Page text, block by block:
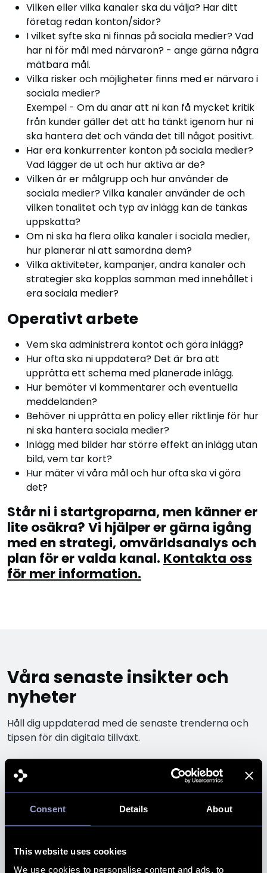
Consent Details About
This website uses cookies
We use cookies to personalise content and ads, to
Vilken eller vilka kanaler ska du välja? Har ditt
företag redan konton/sidor?
I vilket syfte ska ni finnas på sociala medier? Vad
har ni för mål med närvaron? - ange gärna några
mätbara mål.
Vilka risker och möjligheter finns med er närvaro i
sociala medier?
Exempel - Om du anar att ni kan få mycket kritik
från kunder gäller det att ha tänkt igenom hur ni
ska hantera det och vända det till något positivt.
Har era konkurrenter konton på sociala medier?
Vad lägger de ut och hur aktiva är de?
Vilken är er målgrupp och hur använder de
sociala medier? Vilka kanaler använder de och
vilken tonalitet och typ av inlägg kan de tänkas
uppskatta?
Om ni ska ha flera olika kanaler i sociala medier,
hur planerar ni att samordna dem?
Vilka aktiviteter, kampanjer, andra kanaler och
strategier ska kopplas samman med innehållet i
era sociala medier?
Operativt arbete
Vem ska administrera kontot och göra inlägg?
Hur ofta ska ni uppdatera? Det är bra att
upprätta ett schema med planerade inlägg.
Hur bemöter vi kommentarer och eventuella
meddelanden?
Behöver ni upprätta en policy eller riktlinje för hur
ni ska hantera sociala medier?
Inlägg med bilder har större effekt än inlägg utan
bild, vem tar kort?
Hur mäter vi våra mål och hur ofta ska vi göra
det?
Står ni i startgroparna, men känner er
lite osäkra? Vi hjälper er gärna igång
med en strategi, omvärldsanalys och
plan för er valda kanal. Kontakta oss
för mer information.
Våra senaste insikter och
nyheter
Håll dig uppdaterad med de senaste trenderna och
tipsen för din digitala tillväxt.